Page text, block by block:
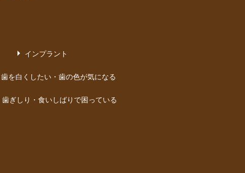
インプラント
歯を白くしたい・歯の色が気になる
歯ぎしり・食いしばりで困っている